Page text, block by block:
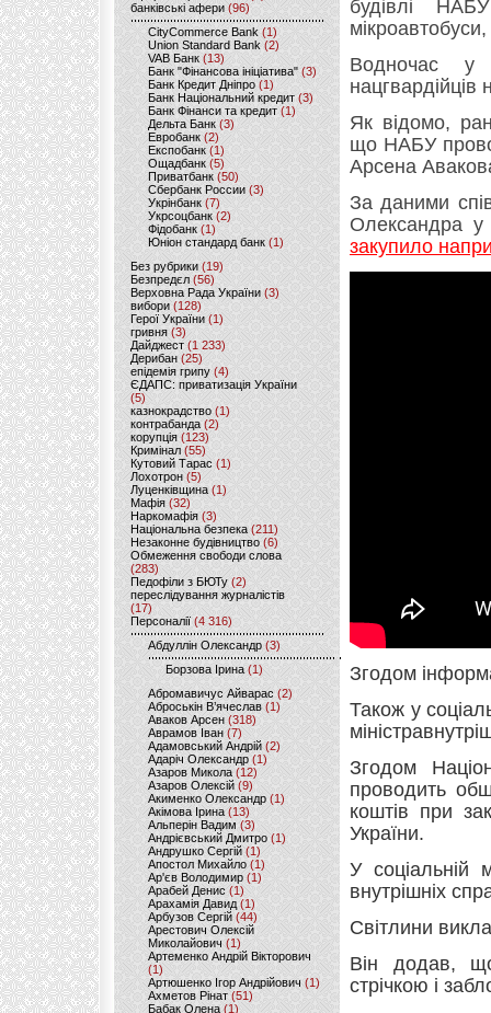
банківські афери (96)
CityCommerce Bank (1)
Union Standard Bank (2)
VAB Банк (13)
Банк "Фінансова ініціатива" (3)
Банк Кредит Дніпро (1)
Банк Національний кредит (3)
Банк Фінанси та кредит (1)
Дельта Банк (3)
Евробанк(2)
Експобанк (1)
Ощадбанк(5)
Приватбанк (50)
Сбербанк России (3)
Укрінбанк(7)
Укрсоцбанк (2)
Фідобанк (1)
Юніон стандард банк(1)
Без рубрики (19)
Безпредєл(56)
Верховна Рада України (3)
вибори(128)
Герої України(1)
гривня (3)
Дайджест (1 233)
Дерибан (25)
епідемія грипу (4)
ЄДАПС: приватизація України
(5)
казнокрадство (1)
контрабанда (2)
корупція (123)
Кримінал (55)
Кутовий Тарас (1)
Лохотрон(5)
Луценківщина (1)
Мафія (32)
Наркомафія (3)
Національна безпека (211)
Незаконне будівництво(6)
Обмеження свободи слова
(283)
Педофіли з БЮТу (2)
переслідування журналістів
(17)
Персоналії (4 316)
Абдуллін Олександр (3)
Борзова Ірина(1)
Абромавичус Айварас (2)
Аброськін В’ячеслав(1)
Аваков Арсен (318)
Аврамов Іван (7)
Адамовський Андрій(2)
Адаріч Олександр (1)
Азаров Микола (12)
Азаров Олексій (9)
Акименко Олександр(1)
Акімова Ірина(13)
Альперін Вадим (3)
Андрієвський Дмитро(1)
Андрушко Сергій(1)
Апостол Михайло(1)
Ар'єв Володимир (1)
Арабей Денис(1)
Арахамія Давид (1)
Арбузов Сергій (44)
Арестович Олексій
Миколайович(1)
Артеменко Андрій Вікторович
(1)
Артюшенко Ігор Андрійович(1)
Ахметов Рінат(51)
Бабак Олена(1)
будівлі
Водночас у
нацгвардійців
Як відомо,
що НАБУ
Арсена
За даними
Олександра
закупило
Згодом
Також у
Згодом
проводить
коштів при
України.
У соціальній
внутрішніх
Світлини
Він додав,
стрічкою і